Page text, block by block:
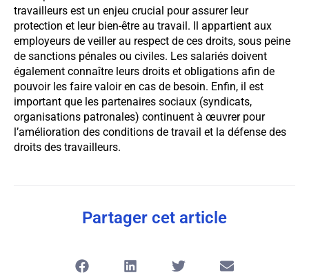
travailleurs est un enjeu crucial pour assurer leur
protection et leur bien-être au travail. Il appartient aux
employeurs de veiller au respect de ces droits, sous peine
de sanctions pénales ou civiles. Les salariés doivent
également connaître leurs droits et obligations afin de
pouvoir les faire valoir en cas de besoin. Enfin, il est
important que les partenaires sociaux (syndicats,
organisations patronales) continuent à œuvrer pour
l’amélioration des conditions de travail et la défense des
droits des travailleurs.
Partager cet article